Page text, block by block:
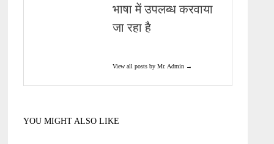
भाषा में उपलब्ध करवाया
जा रहा है
View all posts by Mr. Admin →
YOU MIGHT ALSO LIKE